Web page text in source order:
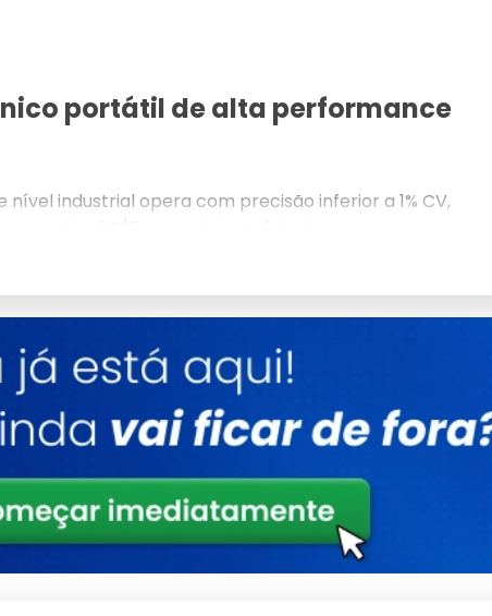
portátil de alta performance
industrial opera com precisão inferior a 1% CV,
rotina 24/7 em ambiente fabril.
acima de 1 MHz e realiza a leitura simultânea de
lactose (3-6%), água adicionada (0-70%), densidade
e Kjeldahl, reduzindo o custo por análise em até
do MAPA, além de compor o escopo ISO 17025 de
típico é de 60 amostras por hora, elevando o OEE
para menos de 15 minutos após falha. O MTBF médio
certificados de leite reconstituído, garantindo
A bomba peristáltica de amostragem possui vida útil